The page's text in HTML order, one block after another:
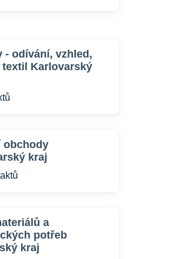
- odívání, vzhled,
Karlovarský
obchody
kraj
a
potřeb
kraj